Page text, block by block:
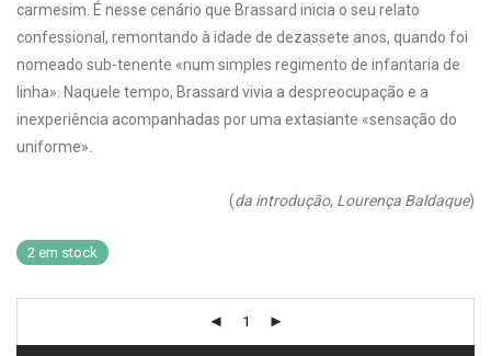
carmesim. É nesse cenário que Brassard inicia o seu relato
confessional, remontando à idade de dezassete anos, quando foi
nomeado sub-tenente «num simples regimento de infantaria de
linha». Naquele tempo, Brassard vivia a despreocupação e a
inexperiência acompanhadas por uma extasiante «sensação do
uniforme».
(da introdução, Lourença Baldaque)
2 em stock